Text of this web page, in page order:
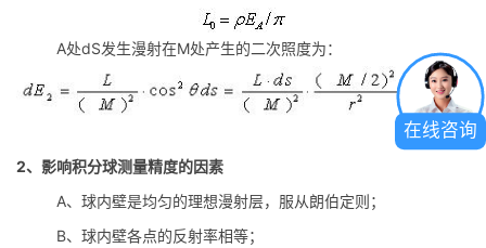
A处dS发生漫射在M处产生的二次照度为：
2、 影响积分球测量精度的因素
A、球内壁是均匀的理想漫射层，服从朗伯定则；
B、球内壁各点的反射率相等；
在线咨询